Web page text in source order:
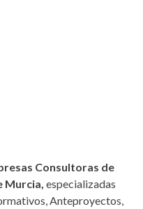
Consultoras de
Murcia, especializadas
Anteproyectos,